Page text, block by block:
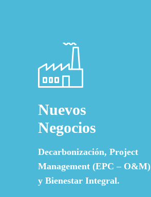
Nuevos
Negocios
Decarbonización, Project
Management (EPC – O&M)
y Bienestar Integral.